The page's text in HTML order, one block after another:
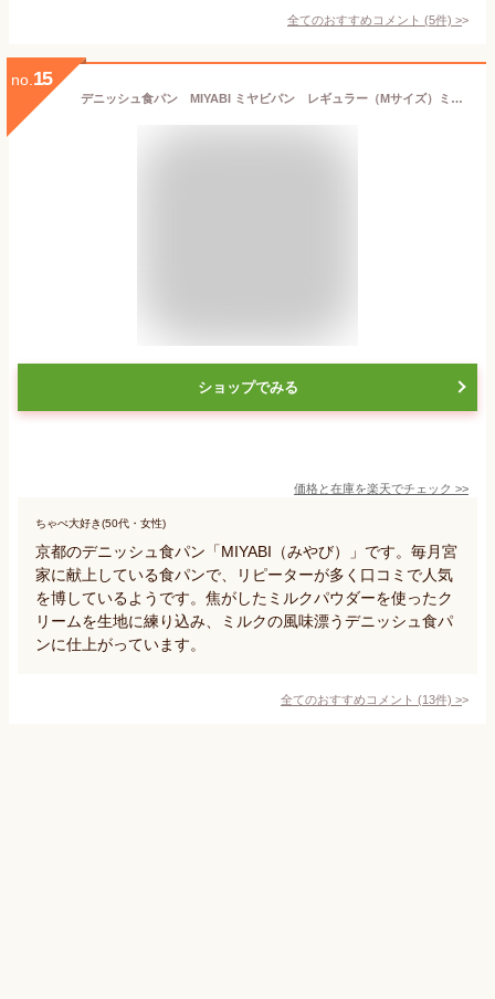
全てのおすすめコメント (5件) >
no. 15
デニッシュ食パン MIYABI ミヤビパン レギュラー（Mサイズ）ミヤビパン CAFE＆BAKERY MIYABI 祇園 京都
ショップでみる
価格と在庫を楽天でチェック >>
ちゃぺ大好き(50代・女性)
京都のデニッシュ食パン「MIYABI（みやび）」です。毎月宮
家に献上している食パンで、リピーターが多く口コミで人気
を博しているようです。焦がしたミルクパウダーを使ったク
リームを生地に練り込み、ミルクの風味漂うデニッシュ食パ
ンに仕上がっています。
全てのおすすめコメント (13件) >